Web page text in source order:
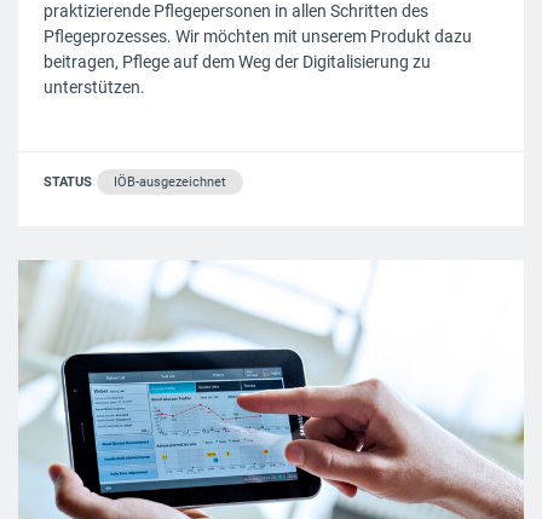
praktizierende Pflegepersonen in allen Schritten des
Pflegeprozesses. Wir möchten mit unserem Produkt dazu
beitragen, Pflege auf dem Weg der Digitalisierung zu
unterstützen.
STATUS IÖB-ausgezeichnet